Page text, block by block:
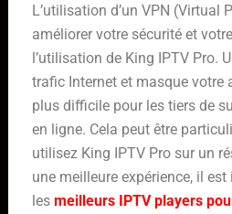
L’utilisation d’un VPN (Virtual
améliorer votre sécurité et
l’utilisation de King IPTV Pro.
trafic Internet et masque votre
plus difficile pour les tiers de
en ligne. Cela peut être
utilisez King IPTV Pro sur un
une meilleure expérience, il
les meilleurs IPTV players